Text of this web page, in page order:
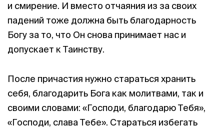
и смирение. И вместо отчаяния из за своих
падений тоже должна быть благодарность
Богу за то, что Он снова принимает нас и
допускает к Таинству.
После причастия нужно стараться хранить
себя, благодарить Бога как молитвами, так и
своими словами: «Господи, благодарю Тебя»,
«Господи, слава Тебе». Стараться избегать